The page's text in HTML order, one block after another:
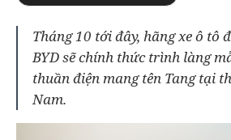
Tháng 10 tới đây, hãng xe ô tô
BYD sẽ chính thức trình làng
thuần điện mang tên Tang tại
Nam.